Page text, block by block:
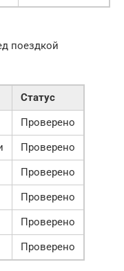
поездкой
Статус
Проверено
Проверено
Проверено
Проверено
Проверено
Проверено